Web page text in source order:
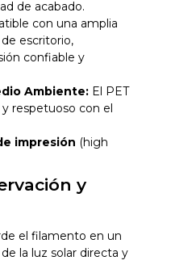
de acabado.
con una amplia
escritorio,
confiable y
Ambiente: El PET
respetuoso con el
impresión (high
y
el filamento en un
la luz solar directa y